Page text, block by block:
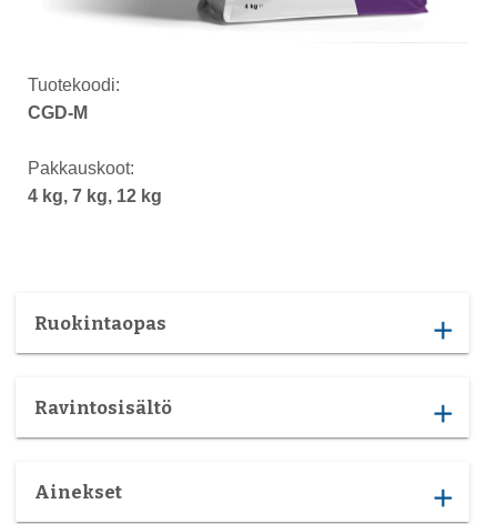
Tuotekoodi:
CGD-M
Pakkauskoot:
4 kg, 7 kg, 12 kg
Ruokintaopas add
Ravintosisältö add
Ainekset add